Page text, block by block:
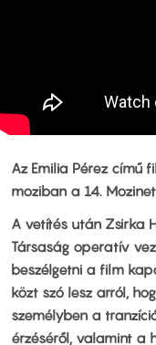
Az Emilia Pérez című
moziban a 14.
A vetítés után Zsirka
Társaság operatív
beszélgetni a film
közt szó lesz arról,
személyben a
érzéséről, valamint a